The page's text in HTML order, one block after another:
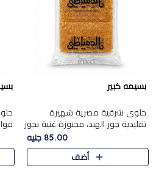
بسيمه كبير
حلوى شرقية مصرية شهيرة
تقليدية جوز الهند، مخبوزة غنية بجوز
الهند، بلمسه ذهبية وتتميز بقوامها
المرمل وطعمها اللذيذ الذي يشبه
البسبوسة. تُخبز..
85.00 جنيه
أضف